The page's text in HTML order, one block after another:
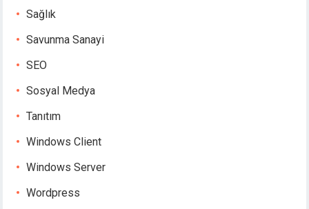
Sağlık
Savunma Sanayi
SEO
Sosyal Medya
Tanıtım
Windows Client
Windows Server
Wordpress